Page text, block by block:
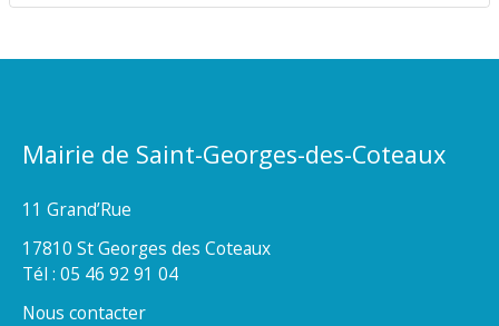
Mairie de Saint-Georges-des-Coteaux
11 Grand’Rue
17810 St Georges des Coteaux
Tél : 05 46 92 91 04
Nous contacter